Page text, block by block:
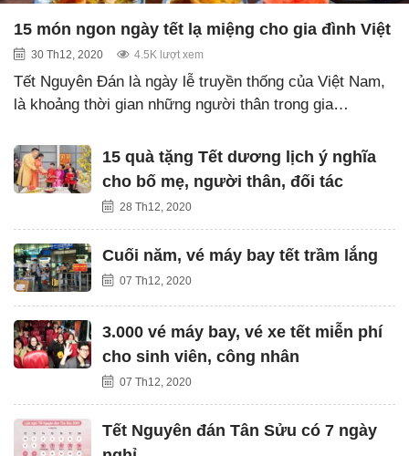
15 món ngon ngày tết lạ miệng cho gia đình Việt
30 Th12, 2020 4.5K lượt xem
Tết Nguyên Đán là ngày lễ truyền thống của Việt Nam,
là khoảng thời gian những người thân trong gia…
15 quà tặng Tết dương lịch ý nghĩa
cho bố mẹ, người thân, đối tác
28 Th12, 2020
Cuối năm, vé máy bay tết trầm lắng
07 Th12, 2020
3.000 vé máy bay, vé xe tết miễn phí
cho sinh viên, công nhân
07 Th12, 2020
Tết Nguyên đán Tân Sửu có 7 ngày